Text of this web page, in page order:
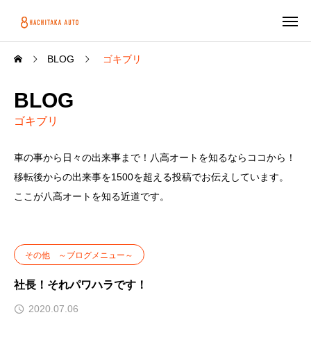
BLOG ゴキブリ
BLOG
ゴキブリ
車の事から日々の出来事まで！八高オートを知るならココから！
移転後からの出来事を1500を超える投稿でお伝えしています。
ここが八高オートを知る近道です。
その他 ～ブログメニュー～
社長！それパワハラです！
2020.07.06